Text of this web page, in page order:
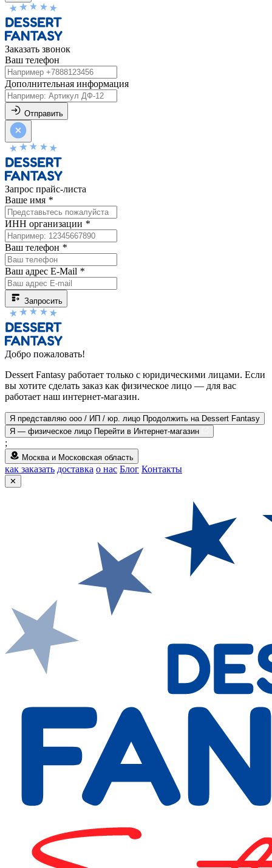
Заказать звонок
Ваш телефон
Дополнительная информация
Отправить
Запрос прайс-листа
Ваше имя *
ИНН организации *
Ваш телефон *
Ваш адрес E-Mail *
Запросить
Добро пожаловать!
Dessert Fantasy работает только с юридическими лицами. Если
вы хотите сделать заказ как физическое лицо — для вас
работает наш интернет-магазин.
Я представляю ооо / ИП / юр. лицо Продолжить на Dessert Fantasy
Я — физическое лицо Перейти в Интернет-магазин
;
Москва и Московская область
как заказать доставка о нас Блог Контакты
✕